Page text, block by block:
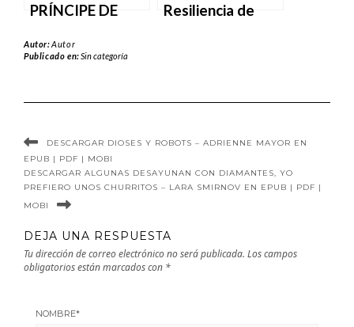
PRÍNCIPE DE
Rees en EPUB |
Resiliencia de
Autor:Autor
Publicado en:Sin categoría
DESCARGAR DIOSES Y ROBOTS – ADRIENNE MAYOR EN
EPUB | PDF | MOBI
DESCARGAR ALGUNAS DESAYUNAN CON DIAMANTES, YO
PREFIERO UNOS CHURRITOS – LARA SMIRNOV EN EPUB | PDF |
MOBI
DEJA UNA RESPUESTA
Tu dirección de correo electrónico no será publicada. Los campos
obligatorios están marcados con *
NOMBRE*